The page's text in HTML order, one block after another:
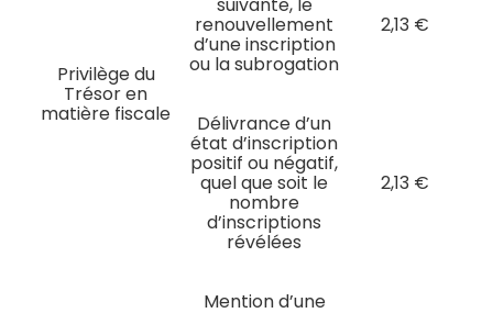
Privilège du
Trésor en
matière fiscale
suivante, le
renouvellement
d’une inscription
ou la subrogation
2,13 €
Délivrance d’un
état d’inscription
positif ou négatif,
quel que soit le
nombre
d’inscriptions
révélées
2,13 €
Mention d’une